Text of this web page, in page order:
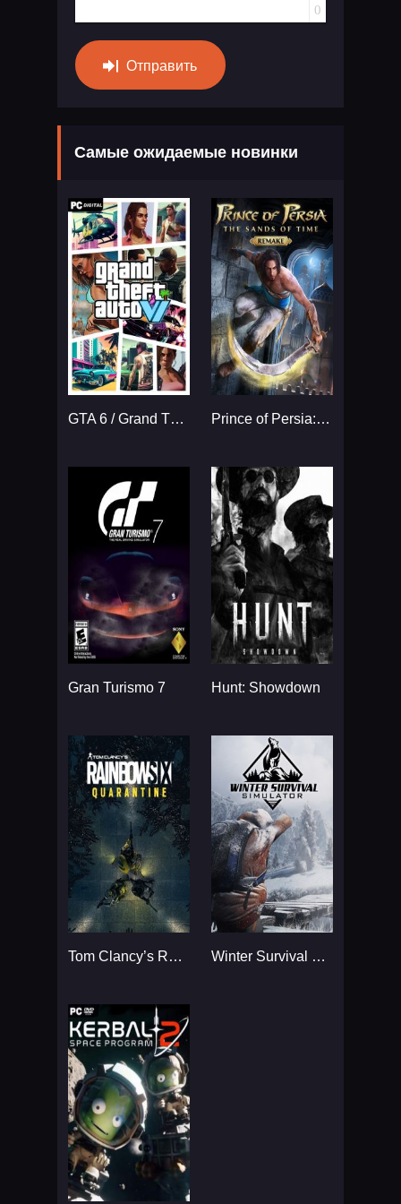
0
Отправить
Самые ожидаемые новинки
GTA 6 / Grand Theft Auto VI Prince of Persia: The Sands
Gran Turismo 7 Hunt: Showdown
Tom Clancy’s Rainbow Six Winter Survival Simulator